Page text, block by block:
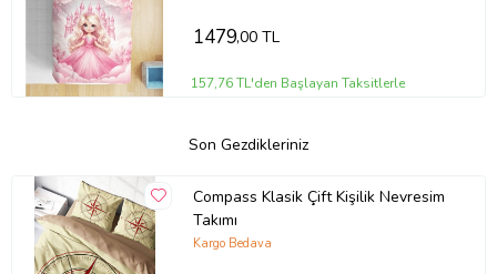
1479,00 TL
157,76 TL'den Başlayan Taksitlerle
Son Gezdikleriniz
Compass Klasik Çift Kişilik Nevresim
Takımı
Kargo Bedava